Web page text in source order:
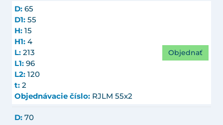
D: 65
D1: 55
H: 15
H1: 4
L: 213
L1: 96
L2: 120
t: 2
Objednávacie číslo: RJLM 55x2
Objednať
D: 70